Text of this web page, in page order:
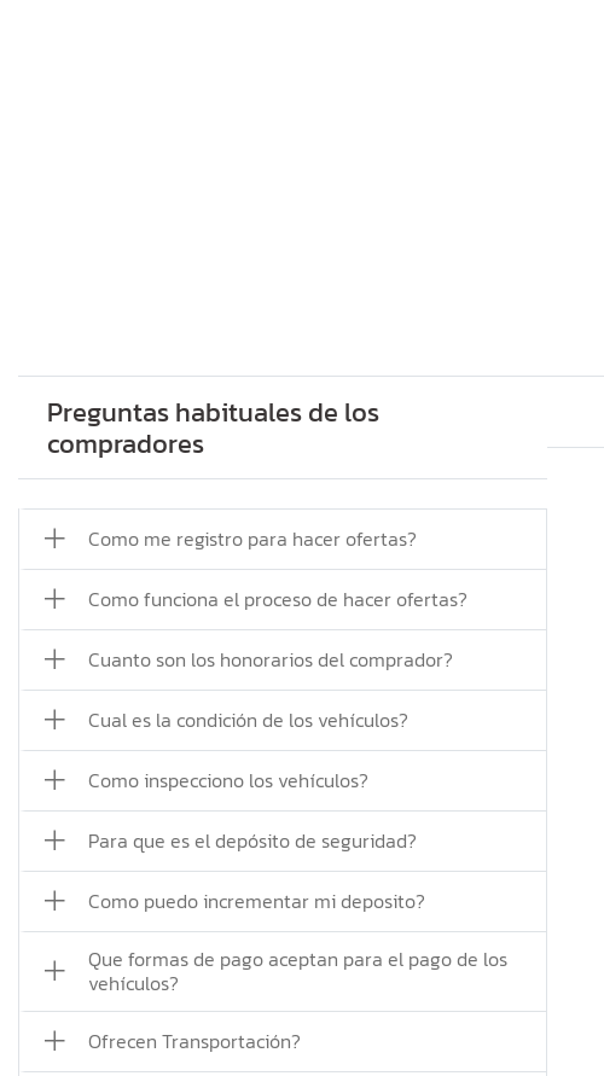
Preguntas habituales de los
compradores
Como me registro para hacer ofertas?
Como funciona el proceso de hacer ofertas?
Cuanto son los honorarios del comprador?
Cual es la condición de los vehículos?
Como inspecciono los vehículos?
Para que es el depósito de seguridad?
Como puedo incrementar mi deposito?
Que formas de pago aceptan para el pago de los
vehículos?
Ofrecen Transportación?